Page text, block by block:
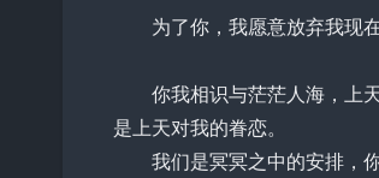
为了你，我愿意放弃我现
你我相识与茫茫人海，上天
是上天对我的眷恋。
我们是冥冥之中的安排，你